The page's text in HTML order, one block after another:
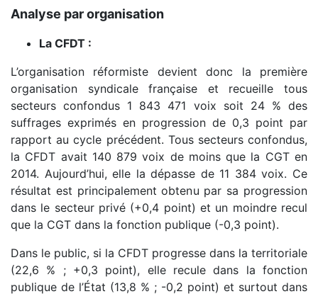
Analyse par organisation
La CFDT :
L’organisation réformiste devient donc la première
organisation syndicale française et recueille tous
secteurs confondus 1 843 471 voix soit 24 % des
suffrages exprimés en progression de 0,3 point par
rapport au cycle précédent. Tous secteurs confondus,
la CFDT avait 140 879 voix de moins que la CGT en
2014. Aujourd’hui, elle la dépasse de 11 384 voix. Ce
résultat est principalement obtenu par sa progression
dans le secteur privé (+0,4 point) et un moindre recul
que la CGT dans la fonction publique (-0,3 point).
Dans le public, si la CFDT progresse dans la territoriale
(22,6 % ; +0,3 point), elle recule dans la fonction
publique de l’État (13,8 % ; -0,2 point) et surtout dans